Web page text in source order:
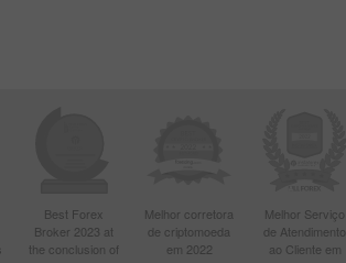
Best Forex
Broker 2023 at
the conclusion of
Melhor corretora
de criptomoeda
em 2022
Melhor Serviço
de Atendimento
ao Cliente em